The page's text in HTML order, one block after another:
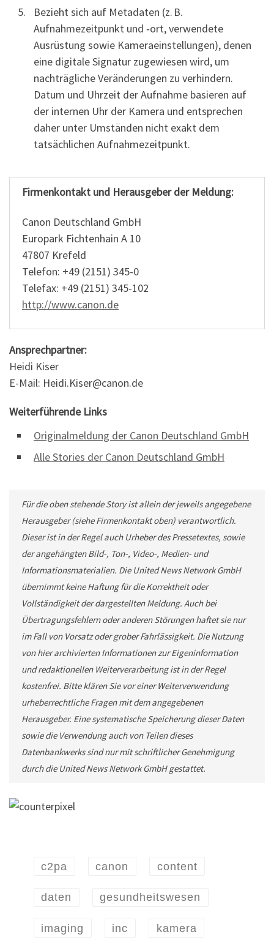
Bezieht sich auf Metadaten (z. B.
Aufnahmezeitpunkt und ‑ort, verwendete
Ausrüstung sowie Kameraeinstellungen), denen
eine digitale Signatur zugewiesen wird, um
nachträgliche Veränderungen zu verhindern.
Datum und Uhrzeit der Aufnahme basieren auf
der internen Uhr der Kamera und entsprechen
daher unter Umständen nicht exakt dem
tatsächlichen Aufnahmezeitpunkt.
Firmenkontakt und Herausgeber der Meldung:
Canon Deutschland GmbH
Europark Fichtenhain A 10
47807 Krefeld
Telefon: +49 (2151) 345-0
Telefax: +49 (2151) 345-102
http://www.canon.de
Ansprechpartner:
Heidi Kiser
E-Mail: Heidi.Kiser@canon.de
Weiterführende Links
Originalmeldung der Canon Deutschland GmbH
Alle Stories der Canon Deutschland GmbH
Für die oben stehende Story ist allein der jeweils angegebene
Herausgeber (siehe Firmenkontakt oben) verantwortlich.
Dieser ist in der Regel auch Urheber des Pressetextes, sowie
der angehängten Bild-, Ton-, Video-, Medien- und
Informationsmaterialien. Die United News Network GmbH
übernimmt keine Haftung für die Korrektheit oder
Vollständigkeit der dargestellten Meldung. Auch bei
Übertragungsfehlern oder anderen Störungen haftet sie nur
im Fall von Vorsatz oder grober Fahrlässigkeit. Die Nutzung
von hier archivierten Informationen zur Eigeninformation
und redaktionellen Weiterverarbeitung ist in der Regel
kostenfrei. Bitte klären Sie vor einer Weiterverwendung
urheberrechtliche Fragen mit dem angegebenen
Herausgeber. Eine systematische Speicherung dieser Daten
sowie die Verwendung auch von Teilen dieses
Datenbankwerks sind nur mit schriftlicher Genehmigung
durch die United News Network GmbH gestattet.
c2pa canon content
daten gesundheitswesen
imaging inc kamera